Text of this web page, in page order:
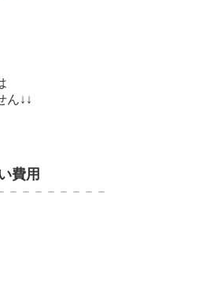
ん↓↓
費用
－－－－－－－－